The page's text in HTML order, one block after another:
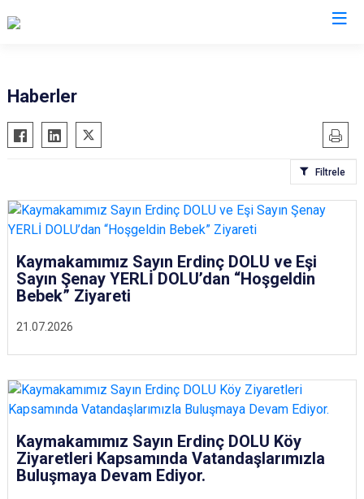
Bahçe
Düziçi
Kadirli
Sumbas
Toprakkale
Haberler
Filtrele
21.07.2026
Kaymakamımız Sayın Erdinç DOLU ve Eşi
Sayın Şenay YERLİ DOLU’dan “Hoşgeldin
Bebek” Ziyareti
Kaymakamımız Sayın Erdinç DOLU Köy
Ziyaretleri Kapsamında Vatandaşlarımızla
Buluşmaya Devam Ediyor.